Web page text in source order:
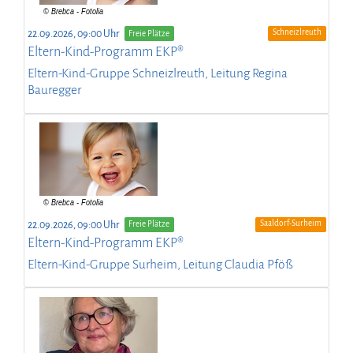
22.09.2026, 09:00 Uhr Freie Plätze Schneizlreuth
Eltern-Kind-Programm EKP®
Eltern-Kind-Gruppe Schneizlreuth, Leitung Regina
Bauregger
22.09.2026, 09:00 Uhr Freie Plätze Saaldorf-Surheim
Eltern-Kind-Programm EKP®
Eltern-Kind-Gruppe Surheim, Leitung Claudia Pföß